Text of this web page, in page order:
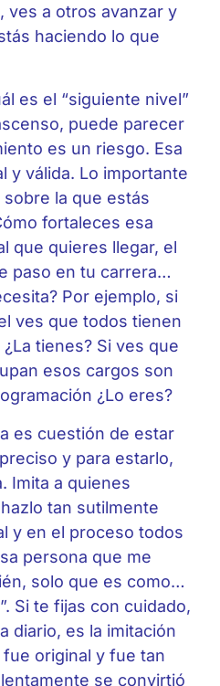
ves a otros avanzar y
haciendo lo que
es el “siguiente nivel”
puede parecer
es un riesgo. Esa
y válida. Lo importante
la que estás
fortaleces esa
que quieres llegar, el
paso en tu carrera…
Por ejemplo, si
ves que todos tienen
tienes? Si ves que
esos cargos son
¿Lo eres?
es cuestión de estar
y para estarlo,
Imita a quienes
tan sutilmente
y en el proceso todos
persona que me
solo que es como…
Si te fijas con cuidado,
diario, es la imitación
original y fue tan
se convirtió